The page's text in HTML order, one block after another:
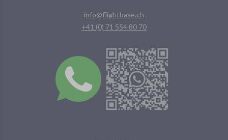
info@flightbase.ch
+41 (0) 71 554 80 70